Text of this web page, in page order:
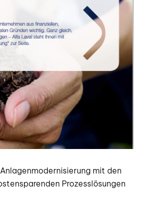
mit den
Prozesslösungen